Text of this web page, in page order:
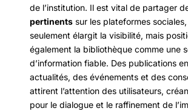
de l’institution. Il est vital de partager
pertinents sur les plateformes
seulement élargit la visibilité, mais
également la bibliothèque comme une
d’information fiable. Des publications
actualités, des événements et des
attirent l’attention des utilisateurs,
pour le dialogue et le raffinement de